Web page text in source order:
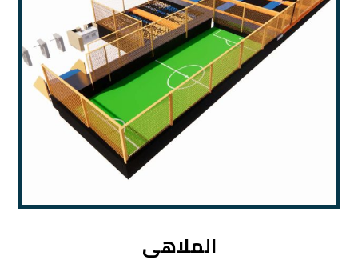
الملاهى